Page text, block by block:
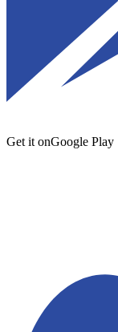
Get it onGoogle Play